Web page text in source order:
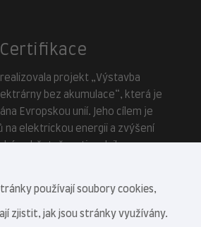
Certifikace
projekt „Výstavba
bez akumulace“, která je
Evropskou unií. Jeho cílem je
na elektrickou energii a zvýšení
používají soubory cookies,
zjistit, jak jsou stránky využívány.